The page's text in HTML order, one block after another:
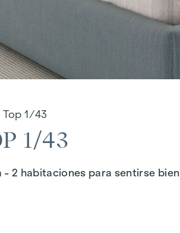
1/43
1/43
- 2 habitaciones para sentirse bien